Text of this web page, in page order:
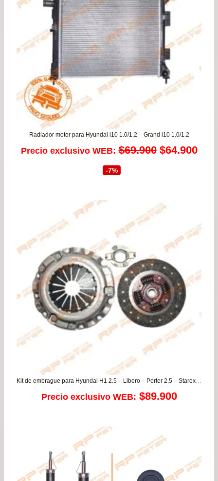
Radiador motor para Hyundai i10 1.0/1.2 – Grand i10 1.0/1.2
Precio exclusivo WEB: $69.900 El
era:
$69.900.
$64.900El
-7%
Kit de embrague para Hyundai H1 2.5 – Libero – Porter 2.5 – Starex / Kia Besta – Frontier 2.5
Precio exclusivo WEB: $89.900